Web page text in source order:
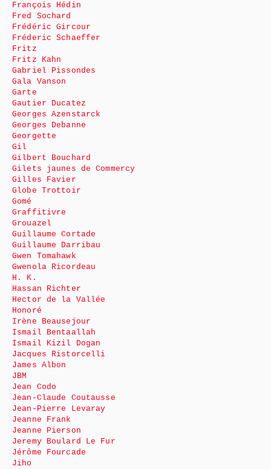
François Hédin
Fred Sochard
Frédéric Gircour
Fréderic Schaeffer
Fritz
Fritz Kahn
Gabriel Pissondes
Gala Vanson
Garte
Gautier Ducatez
Georges Azenstarck
Georges Debanne
Georgette
Gil
Gilbert Bouchard
Gilets jaunes de Commercy
Gilles Favier
Globe Trottoir
Gomé
Graffitivre
Grouazel
Guillaume Cortade
Guillaume Darribau
Gwen Tomahawk
Gwenola Ricordeau
H. K.
Hassan Richter
Hector de la Vallée
Honoré
Irène Beausejour
Ismail Bentaallah
Ismail Kizil Dogan
Jacques Ristorcelli
James Albon
JBM
Jean Codo
Jean-Claude Coutausse
Jean-Pierre Levaray
Jeanne Frank
Jeanne Pierson
Jeremy Boulard Le Fur
Jérôme Fourcade
Jiho